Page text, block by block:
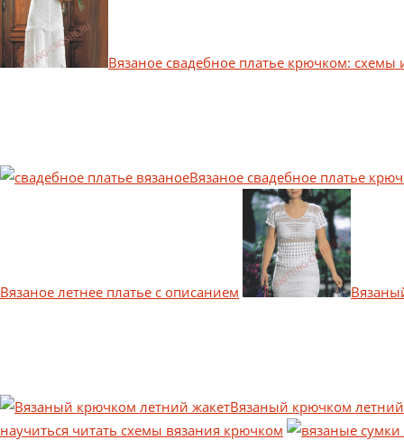
Вязаное свадебное платье крючком: схемы
Вязаное свадебное платье
Вязаное летнее платье с описанием
Вязаный крючком
научиться читать схемы вязания крючком